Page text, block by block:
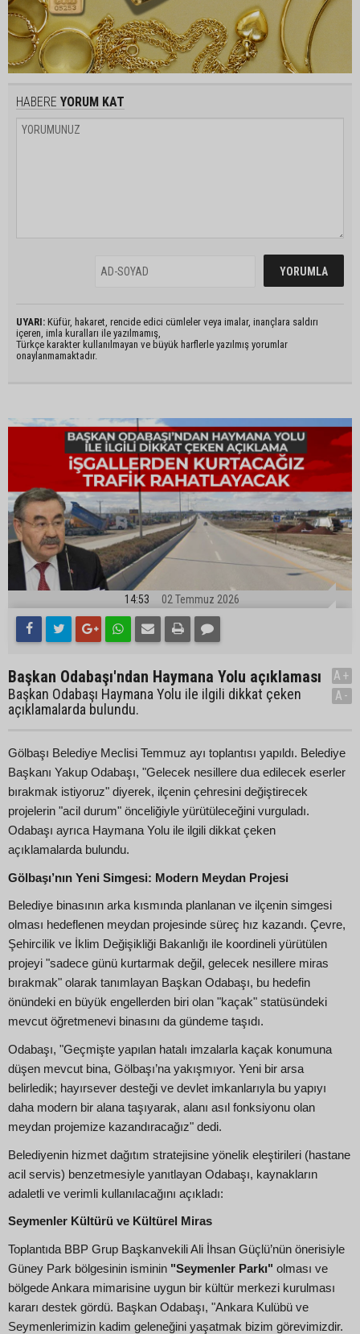
HABERE YORUM KAT
UYARI: Küfür, hakaret, rencide edici cümleler veya imalar, inançlara saldırı
içeren, imla kuralları ile yazılmamış,
Türkçe karakter kullanılmayan ve büyük harflerle yazılmış yorumlar
onaylanmamaktadır.
14:53 02 Temmuz 2026
Başkan Odabaşı'ndan Haymana Yolu açıklaması
Başkan Odabaşı Haymana Yolu ile ilgili dikkat çeken
açıklamalarda bulundu.
A+
A-
Gölbaşı Belediye Meclisi Temmuz ayı toplantısı yapıldı. Belediye
Başkanı Yakup Odabaşı, "Gelecek nesillere dua edilecek eserler
bırakmak istiyoruz" diyerek, ilçenin çehresini değiştirecek
projelerin "acil durum" önceliğiyle yürütüleceğini vurguladı.
Odabaşı ayrıca Haymana Yolu ile ilgili dikkat çeken
açıklamalarda bulundu.
Gölbaşı’nın Yeni Simgesi: Modern Meydan Projesi
Belediye binasının arka kısmında planlanan ve ilçenin simgesi
olması hedeflenen meydan projesinde süreç hız kazandı. Çevre,
Şehircilik ve İklim Değişikliği Bakanlığı ile koordineli yürütülen
projeyi "sadece günü kurtarmak değil, gelecek nesillere miras
bırakmak" olarak tanımlayan Başkan Odabaşı, bu hedefin
önündeki en büyük engellerden biri olan "kaçak" statüsündeki
mevcut öğretmenevi binasını da gündeme taşıdı.
Odabaşı, "Geçmişte yapılan hatalı imzalarla kaçak konumuna
düşen mevcut bina, Gölbaşı’na yakışmıyor. Yeni bir arsa
belirledik; hayırsever desteği ve devlet imkanlarıyla bu yapıyı
daha modern bir alana taşıyarak, alanı asıl fonksiyonu olan
meydan projemize kazandıracağız" dedi.
Belediyenin hizmet dağıtım stratejisine yönelik eleştirileri (hastane
acil servis) benzetmesiyle yanıtlayan Odabaşı, kaynakların
adaletli ve verimli kullanılacağını açıkladı:
Seymenler Kültürü ve Kültürel Miras
Toplantıda BBP Grup Başkanvekili Ali İhsan Güçlü’nün önerisiyle
Güney Park bölgesinin isminin "Seymenler Parkı" olması ve
bölgede Ankara mimarisine uygun bir kültür merkezi kurulması
kararı destek gördü. Başkan Odabaşı, "Ankara Kulübü ve
Seymenlerimizin kadim geleneğini yaşatmak bizim görevimizdir.